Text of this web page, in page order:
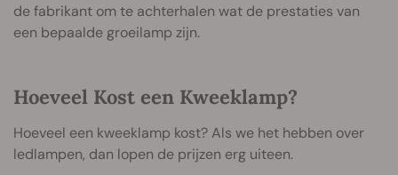
de fabrikant om te achterhalen wat de prestaties van
een bepaalde groeilamp zijn.
Hoeveel Kost een Kweeklamp?
Hoeveel een kweeklamp kost? Als we het hebben over
ledlampen, dan lopen de prijzen erg uiteen.